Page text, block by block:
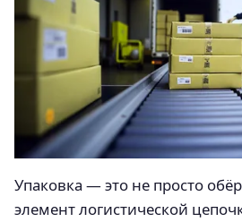
Упаковка — это не просто
элемент логистической